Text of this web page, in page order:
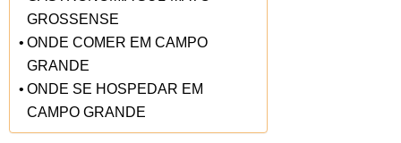
GROSSENSE
ONDE COMER EM CAMPO
GRANDE
ONDE SE HOSPEDAR EM
CAMPO GRANDE